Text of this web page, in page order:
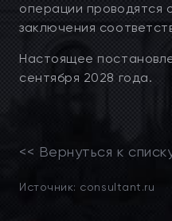
операции проводятся
заключения
Настоящее
сентября 2028 года.
<< Вернуться к
Источник: consultant.ru